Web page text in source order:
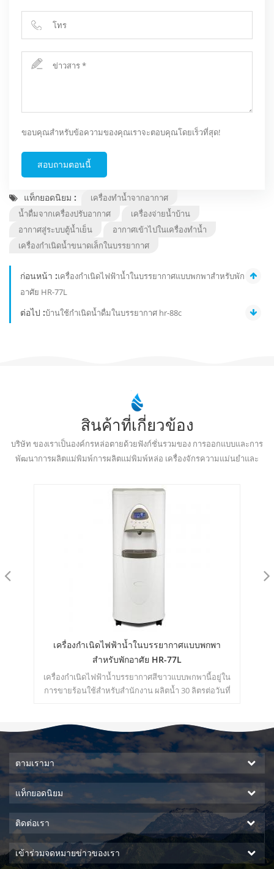
ขอบคุณสำหรับข้อความของคุณเราจะตอบคุณโดยเร็วที่สุด!
สอบถามตอนนี้
แท็กยอดนิยม :
เครื่องทำน้ำจากอากาศ
น้ำดื่มจากเครื่องปรับอากาศ
เครื่องจ่ายน้ำบ้าน
อากาศสู่ระบบตู้น้ำเย็น
อากาศเข้าไปในเครื่องทำน้ำ
เครื่องกำเนิดน้ำขนาดเล็กในบรรยากาศ
ก่อนหน้า :เครื่องกำเนิดไฟฟ้าน้ำในบรรยากาศแบบพกพาสำหรับพัก
อาศัย HR-77L
ต่อไป :บ้านใช้กำเนิดน้ำดื่มในบรรยากาศ hr-88c
สินค้าที่เกี่ยวข้อง
บริษัท ของเราเป็นองค์กรหล่อตายด้วยฟังก์ชั่นรวมของ การออกแบบและการ
พัฒนาการผลิตแม่พิมพ์การผลิตแม่พิมพ์หล่อ เครื่องจักรความแม่นยำและ
เครื่องกำเนิดไฟฟ้าน้ำในบรรยากาศแบบพกพา
สำหรับพักอาศัย HR-77L
เครื่องกำเนิดไฟฟ้าน้ำบรรยากาศสีขาวแบบพกพานี้อยู่ใน
การขายร้อนใช้สำหรับสำนักงาน ผลิตน้ำ 30 ลิตรต่อวันที่
ตามเรามา
แท็กยอดนิยม
ติดต่อเรา
เข้าร่วมจดหมายข่าวของเรา